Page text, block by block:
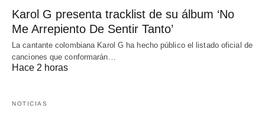
Karol G presenta tracklist de su álbum ‘No
Me Arrepiento De Sentir Tanto’
La cantante colombiana Karol G ha hecho público el listado oficial de
canciones que conformarán…
Hace 2 horas
NOTICIAS